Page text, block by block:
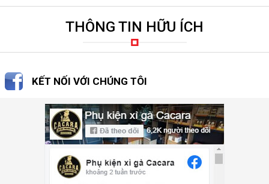
THÔNG TIN HỮU ÍCH
KẾT NỐI VỚI CHÚNG TÔI